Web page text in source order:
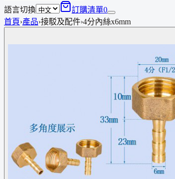
語言切換
訂購清單0
首頁›產品›接駁及配件›4分內絲x6mm